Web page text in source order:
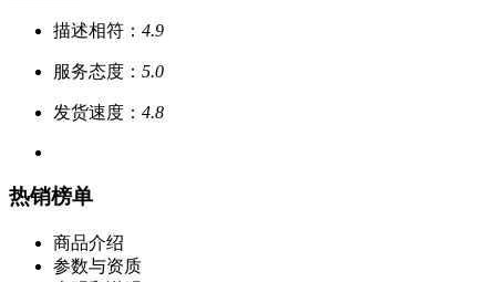
描述相符： 4.9
服务态度： 5.0
发货速度： 4.8
热销榜单
商品介绍
参数与资质